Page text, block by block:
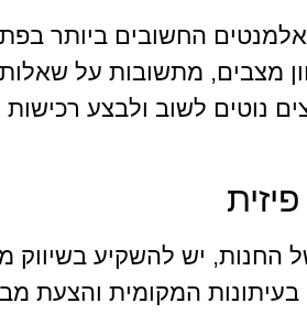
החשובים ביותר
מצבים, מתשובות על
נוטים לשוב ולבצע
החנות, יש להשקיע בשיווק
המקומית והצעת